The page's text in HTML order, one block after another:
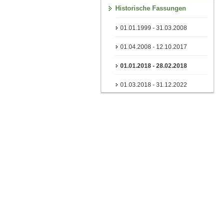
Historische Fassungen
01.01.1999 - 31.03.2008
01.04.2008 - 12.10.2017
01.01.2018 - 28.02.2018
01.03.2018 - 31.12.2022